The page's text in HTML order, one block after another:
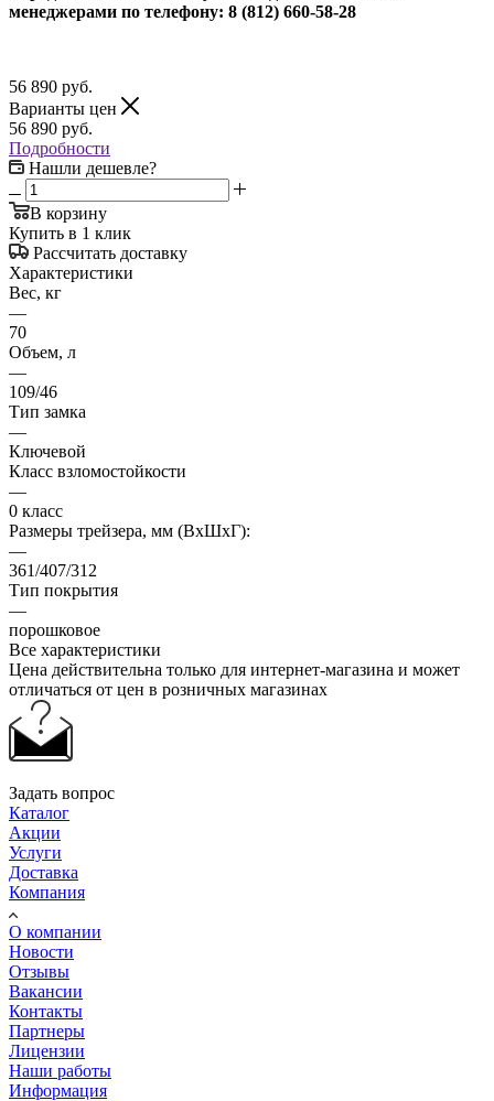
менеджерами по телефону: 8 (812) 660-58-28
56 890 руб.
Варианты цен
56 890 руб.
Подробности
Нашли дешевле?
В корзину
Купить в 1 клик
Рассчитать доставку
Характеристики
Вес, кг
—
70
Объем, л
—
109/46
Тип замка
—
Ключевой
Класс взломостойкости
—
0 класс
Размеры трейзера, мм (ВхШхГ):
—
361/407/312
Тип покрытия
—
порошковое
Все характеристики
Цена действительна только для интернет-магазина и может
отличаться от цен в розничных магазинах
Задать вопрос
Каталог
Акции
Услуги
Доставка
Компания
О компании
Новости
Отзывы
Вакансии
Контакты
Партнеры
Лицензии
Наши работы
Информация